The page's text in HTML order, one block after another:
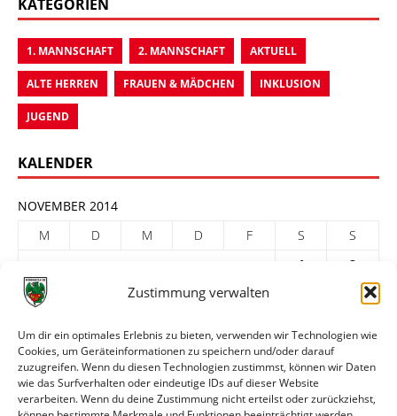
Zustimmung verwalten
Um dir ein optimales Erlebnis zu bieten, verwenden wir Technologien wie
Cookies, um Geräteinformationen zu speichern und/oder darauf
zuzugreifen. Wenn du diesen Technologien zustimmst, können wir Daten
wie das Surfverhalten oder eindeutige IDs auf dieser Website
verarbeiten. Wenn du deine Zustimmung nicht erteilst oder zurückziehst,
KATEGORIEN
1. MANNSCHAFT 2. MANNSCHAFT AKTUELL
ALTE HERREN FRAUEN & MÄDCHEN INKLUSION
JUGEND
KALENDER
NOVEMBER 2014
M
D M D F S
S
1
2
3
5 6 7
17
18 19 20 21 22
24
25 26 27 28 29
« Okt.
Dez. »